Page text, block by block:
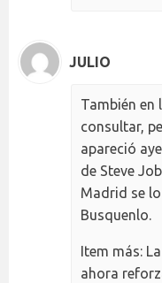
JULIO
También en
consultar,
apareció
de Steve
Madrid se
Busquenlo.
Item más:
ahora